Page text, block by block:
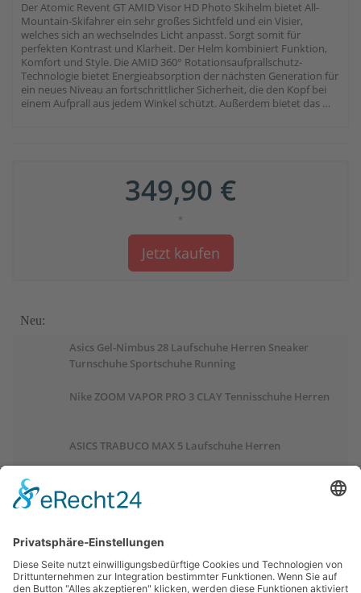
Der Atomic Revent GT AMID Visor HD Photo Skihelm bietet All-
Mountain-Skifahrer ein sehr großes Sichtfeld und ein Visier,
welches sich an wechselndes Licht anpasst. Sorgt somit für
perfekten Kontrast und Klarheit. Der Helm kombiniert Funktion,
Komfort und Style. Die AMID 360° Rotationsaufprallschutz-
Technologie bietet Energieabsorption der nächsten Generation für
ein neues Niveau an fortschrittlicher Sicherheit, die den Kopf bei
einem Aufprall aus jedem Winkel schützt. Außerdem bietet das …
349,90 €
*
Jetzt kaufen
Neu:
Asics Gel-Nimbus 28 Laufschuhe Herren Sneaker
Turnschuhe Sportschuhe Running
Nike ZOOM VAPOR PRO 3 CLAY Tennisschuhe Herren
ASICS TRABUCO MAX 5 Laufschuhe Herren
ASICS GEL-PULSE 17 Laufschuhe Damen
Salomon OUTCHILL Winterschuhe Damen